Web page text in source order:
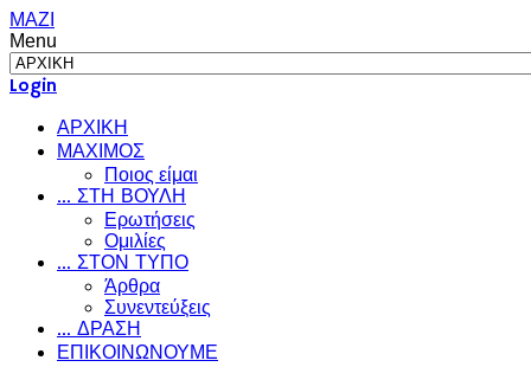
ΜΑΖΙ
Menu
Login
ΑΡΧΙΚΗ
ΜΑΧΙΜΟΣ
Ποιος είμαι
... ΣΤΗ ΒΟΥΛΗ
Ερωτήσεις
Ομιλίες
... ΣΤΟΝ ΤΥΠΟ
Άρθρα
Συνεντεύξεις
... ΔΡΑΣΗ
ΕΠΙΚΟΙΝΩΝΟΥΜΕ